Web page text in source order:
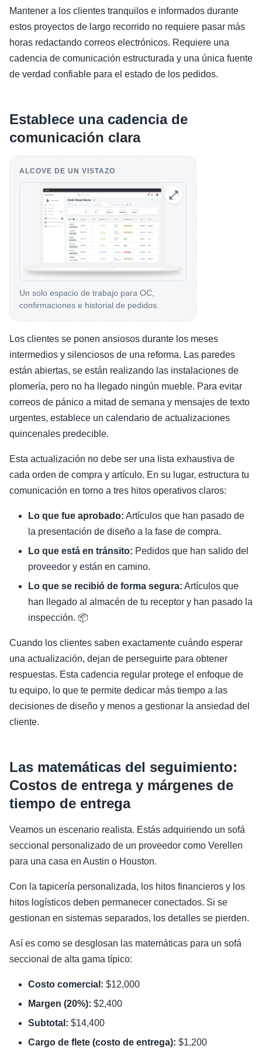
Mantener a los clientes tranquilos e informados durante
estos proyectos de largo recorrido no requiere pasar más
horas redactando correos electrónicos. Requiere una
cadencia de comunicación estructurada y una única fuente
de verdad confiable para el estado de los pedidos.
Establece una cadencia de
comunicación clara
ALCOVE DE UN VISTAZO
Un solo espacio de trabajo para OC,
confirmaciones e historial de pedidos.
Los clientes se ponen ansiosos durante los meses
intermedios y silenciosos de una reforma. Las paredes
están abiertas, se están realizando las instalaciones de
plomería, pero no ha llegado ningún mueble. Para evitar
correos de pánico a mitad de semana y mensajes de texto
urgentes, establece un calendario de actualizaciones
quincenales predecible.
Esta actualización no debe ser una lista exhaustiva de
cada orden de compra y artículo. En su lugar, estructura tu
comunicación en torno a tres hitos operativos claros:
Lo que fue aprobado: Artículos que han pasado de
la presentación de diseño a la fase de compra.
Lo que está en tránsito: Pedidos que han salido del
proveedor y están en camino.
Lo que se recibió de forma segura: Artículos que
han llegado al almacén de tu receptor y han pasado la
inspección. 📦
Cuando los clientes saben exactamente cuándo esperar
una actualización, dejan de perseguirte para obtener
respuestas. Esta cadencia regular protege el enfoque de
tu equipo, lo que te permite dedicar más tiempo a las
decisiones de diseño y menos a gestionar la ansiedad del
cliente.
Las matemáticas del seguimiento:
Costos de entrega y márgenes de
tiempo de entrega
Veamos un escenario realista. Estás adquiriendo un sofá
seccional personalizado de un proveedor como Verellen
para una casa en Austin o Houston.
Con la tapicería personalizada, los hitos financieros y los
hitos logísticos deben permanecer conectados. Si se
gestionan en sistemas separados, los detalles se pierden.
Así es como se desglosan las matemáticas para un sofá
seccional de alta gama típico:
Costo comercial: $12,000
Margen (20%): $2,400
Subtotal: $14,400
Cargo de flete (costo de entrega): $1,200